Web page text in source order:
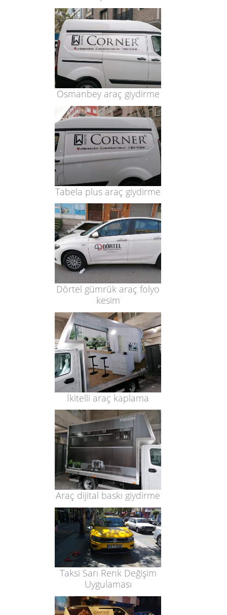
Osmanbey araç giydirme
Tabela plus araç giydirme
Dörtel gümrük araç folyo
kesim
İkitelli araç kaplama
Araç dijital baskı giydirme
Taksi Sarı Renk Değişim
Uygulaması